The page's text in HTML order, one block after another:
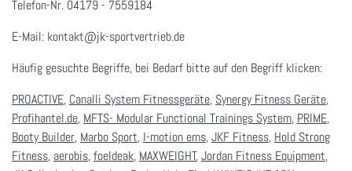
Telefon-Nr. 04179 - 7559184
E-Mail: kontakt@jk-sportvertrieb.de
Häufig gesuchte Begriffe, bei Bedarf bitte auf den Begriff klicken:
PROACTIVE, Canalli System Fitnessgeräte, Synergy Fitness Geräte,
Profihantel.de, MFTS- Modular Functional Trainings System, PRIME,
Booty Builder, Marbo Sport, I-motion ems,JKF Fitness, Hold Strong
Fitness, aerobis,foeldeak, MAXWEIGHT,Jordan Fitness Equipment,